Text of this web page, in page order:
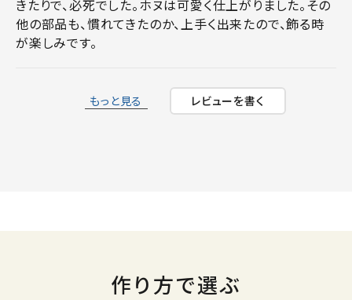
きたりで、必死でした。ホヌは可愛く仕上がりました。その
他の部品も、慣れてきたのか、上手く出来たので、飾る時
が楽しみです。
もっと見る レビューを書く
作り方で選ぶ